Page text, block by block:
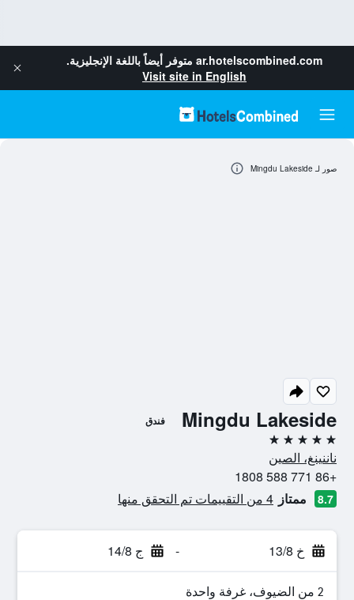
ar.hotelscombined.com متوفر أيضاً باللغة الإنجليزية.
Visit site in English
Mingdu Lakeside فندق
5 نجوم
ناننينغ، الصين
+86 771 588 1808
8.7 ممتاز 4 من التقييمات تم التحقق منها
خ 13/8 - ج 14/8
2 من الضيوف، غرفة واحدة
صور لـ Mingdu Lakeside